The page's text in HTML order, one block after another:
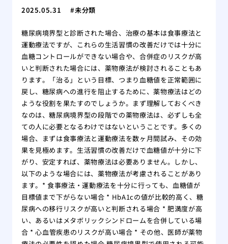
2025.05.31 未分類
糖尿病境界型と診断された場合、治療の基本は食事療法と
運動療法ですが、これらの生活習慣の改善だけでは十分に
血糖コントロールができない場合や、合併症のリスクが高
いと判断された場合には、薬物療法が検討されることもあ
ります。「治る」という目標、つまり血糖値を正常範囲に
戻し、糖尿病への進行を阻止するために、薬物療法はどの
ような役割を果たすのでしょうか。まず理解しておくべき
なのは、糖尿病境界型の段階での薬物療法は、必ずしも全
ての人に必要となるわけではないということです。多くの
場合、まずは食事療法と運動療法を数ヶ月間試み、その効
果を見極めます。生活習慣の改善だけで血糖値が十分に下
がり、安定すれば、薬物療法は必要ありません。しかし、
以下のような場合には、薬物療法が考慮されることがあり
ます。* 食事療法・運動療法を十分に行っても、血糖値が
目標値まで下がらない場合 * HbA1cの値が比較的高く、糖
尿病への移行リスクが高いと判断される場合 * 肥満度が高
い、あるいはメタボリックシンドロームを合併している場
合 * 心血管疾患のリスクが高い場合 * その他、医師が薬物